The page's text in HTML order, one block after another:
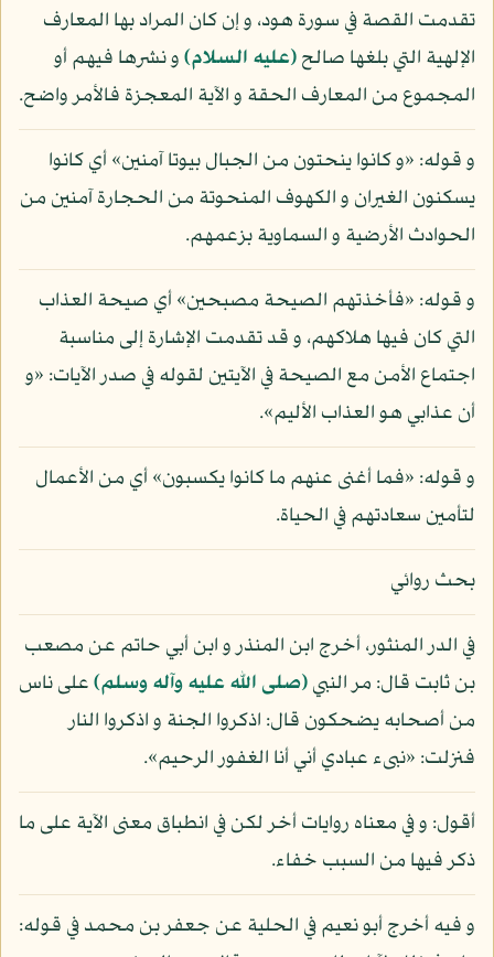
تقدمت القصة في سورة هود، و إن كان المراد بها المعارف
الإلهية التي بلغها صالح(عليه السلام)و نشرها فيهم أو
المجموع من المعارف الحقة و الآية المعجزة فالأمر واضح.
و قوله: «و كانوا ينحتون من الجبال بيوتا آمنين» أي كانوا
يسكنون الغيران و الكهوف المنحوتة من الحجارة آمنين من
الحوادث الأرضية و السماوية بزعمهم.
و قوله: «فأخذتهم الصيحة مصبحين» أي صيحة العذاب
التي كان فيها هلاكهم، و قد تقدمت الإشارة إلى مناسبة
اجتماع الأمن مع الصيحة في الآيتين لقوله في صدر الآيات: «و
أن عذابي هو العذاب الأليم».
و قوله: «فما أغنى عنهم ما كانوا يكسبون» أي من الأعمال
لتأمين سعادتهم في الحياة.
بحث روائي
في الدر المنثور، أخرج ابن المنذر و ابن أبي حاتم عن مصعب
بن ثابت قال: مر النبي(صلى الله عليه وآله وسلم)على ناس
من أصحابه يضحكون قال: اذكروا الجنة و اذكروا النار
فنزلت: «نبىء عبادي أني أنا الغفور الرحيم».
أقول: و في معناه روايات أخر لكن في انطباق معنى الآية على ما
ذكر فيها من السبب خفاء.
و فيه أخرج أبو نعيم في الحلية عن جعفر بن محمد في قوله: